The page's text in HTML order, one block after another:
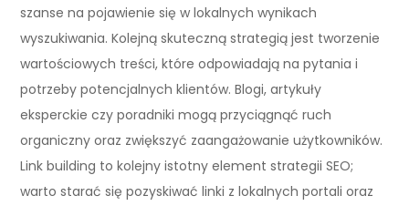
szanse na pojawienie się w lokalnych wynikach
wyszukiwania. Kolejną skuteczną strategią jest tworzenie
wartościowych treści, które odpowiadają na pytania i
potrzeby potencjalnych klientów. Blogi, artykuły
eksperckie czy poradniki mogą przyciągnąć ruch
organiczny oraz zwiększyć zaangażowanie użytkowników.
Link building to kolejny istotny element strategii SEO;
warto starać się pozyskiwać linki z lokalnych portali oraz